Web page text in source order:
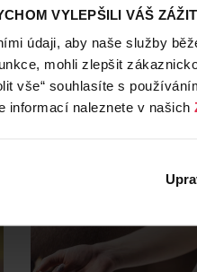
VYLEPŠILI VÁŠ
údaji, aby naše služby
mohli zlepšit
vše“ souhlasíte s
informací naleznete v našich
Triky, jak
Která z nás by nechtěla
večerních hodin i v ten
však kvůli tomu nemusela
poradíme vám, jak docílit
tělová